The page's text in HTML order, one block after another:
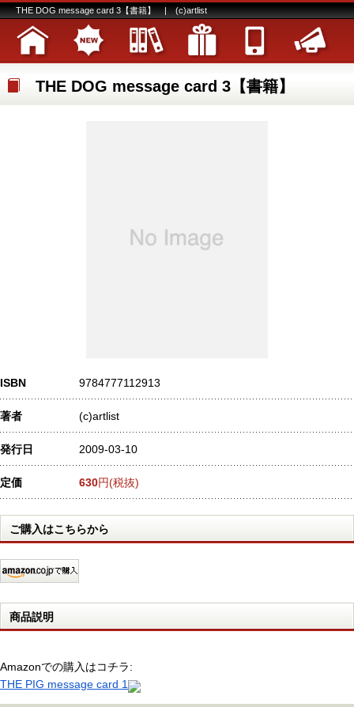
THE DOG message card 3【書籍】 | (c)artlist
THE DOG message card 3【書籍】
ISBN 9784777112913
著者 (c)artlist
発行日 2009-03-10
定価 630円(税抜)
ご購入はこちらから
商品説明
Amazonでの購入はコチラ:
THE PIG message card 1